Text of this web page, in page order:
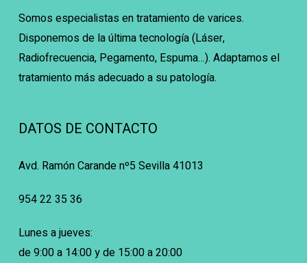
Somos especialistas en tratamiento de varices.
Disponemos de la última tecnología (Láser,
Radiofrecuencia, Pegamento, Espuma…). Adaptamos el
tratamiento más adecuado a su patología.
DATOS DE CONTACTO
Avd. Ramón Carande nº5 Sevilla 41013
954 22 35 36
Lunes a jueves:
de 9:00 a 14:00 y de 15:00 a 20:00